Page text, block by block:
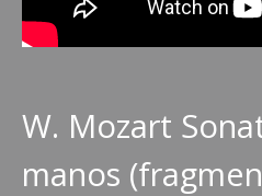
W. Mozart
manos